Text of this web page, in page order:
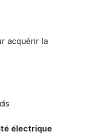
acquérir la
électrique